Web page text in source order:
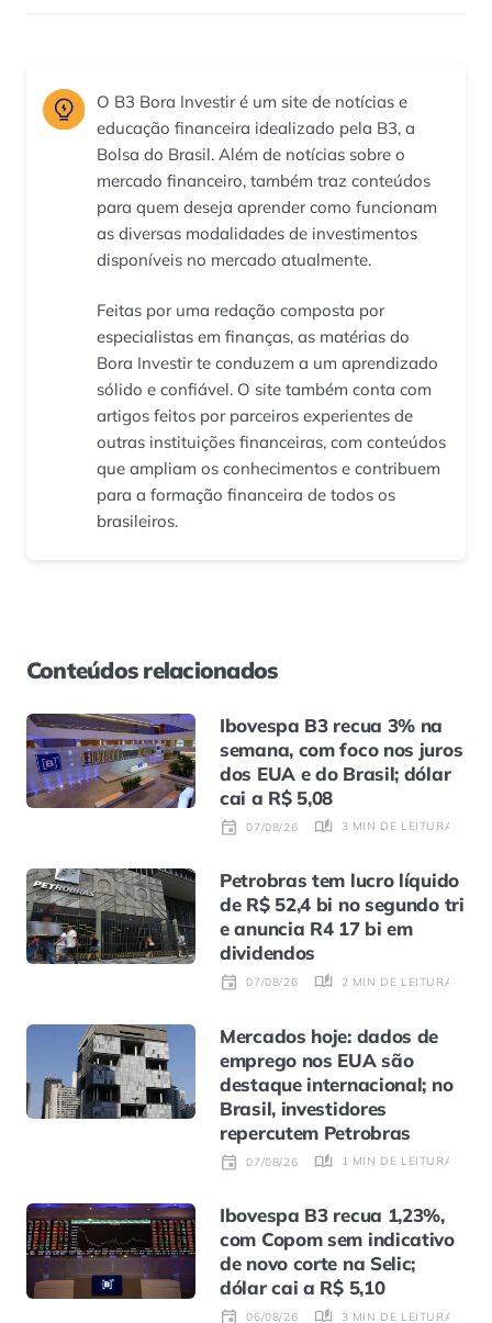
O B3 Bora Investir é um site de notícias e
educação financeira idealizado pela B3, a
Bolsa do Brasil. Além de notícias sobre o
mercado financeiro, também traz conteúdos
para quem deseja aprender como funcionam
as diversas modalidades de investimentos
disponíveis no mercado atualmente.
Feitas por uma redação composta por
especialistas em finanças, as matérias do
Bora Investir te conduzem a um aprendizado
sólido e confiável. O site também conta com
artigos feitos por parceiros experientes de
outras instituições financeiras, com conteúdos
que ampliam os conhecimentos e contribuem
para a formação financeira de todos os
brasileiros.
Conteúdos relacionados
Ibovespa B3 recua 3% na
semana, com foco nos juros
dos EUA e do Brasil; dólar
cai a R$ 5,08
07/08/26 3 MIN DE LEITURA
Petrobras tem lucro líquido
de R$ 52,4 bi no segundo tri
e anuncia R4 17 bi em
dividendos
07/08/26 2 MIN DE LEITURA
Mercados hoje: dados de
emprego nos EUA são
destaque internacional; no
Brasil, investidores
repercutem Petrobras
07/08/26 1 MIN DE LEITURA
Ibovespa B3 recua 1,23%,
com Copom sem indicativo
de novo corte na Selic;
dólar cai a R$ 5,10
06/08/26 3 MIN DE LEITURA